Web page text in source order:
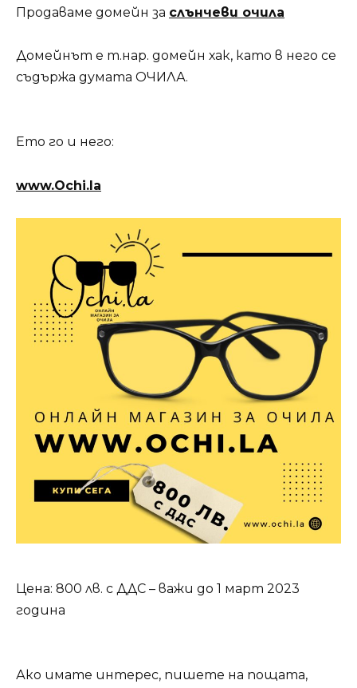
Продаваме домейн за слънчеви очила
Домейнът е т.нар. домейн хак, като в него се
съдържа думата ОЧИЛА.
Ето го и него:
www.Ochi.la
Цена: 800 лв. с ДДС – важи до 1 март 2023
година
Ако имате интерес, пишете на пощата,